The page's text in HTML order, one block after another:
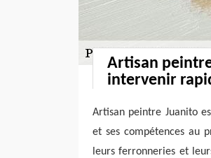
Artisan
intervenir
Artisan peintre Juanito
et ses compétences au
leurs ferronneries et